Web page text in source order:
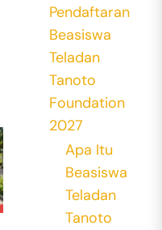
Pendaftaran
Beasiswa
Teladan
Tanoto
Foundation
2027
Apa Itu
Beasiswa
Teladan
Tanoto